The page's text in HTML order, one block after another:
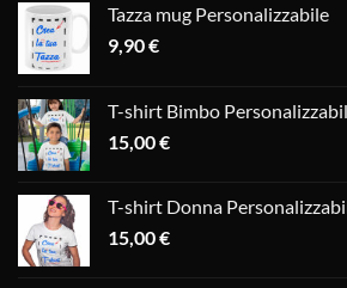
Tazza mug Personalizzabile
9,90€
T-shirt Bimbo
15,00€
T-shirt Donna
15,00€